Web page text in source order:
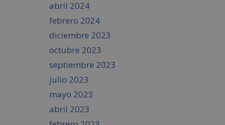
abril 2024
febrero 2024
diciembre 2023
octubre 2023
septiembre 2023
julio 2023
mayo 2023
abril 2023